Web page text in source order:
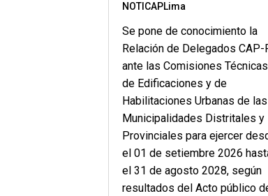
NOTICAPLima
Se pone de conocimiento la
Relación de Delegados CAP-
ante las Comisiones Técnicas
de Edificaciones y de
Habilitaciones Urbanas de las
Municipalidades Distritales y
Provinciales para ejercer
el 01 de setiembre 2026
el 31 de agosto 2028, según
resultados del Acto público